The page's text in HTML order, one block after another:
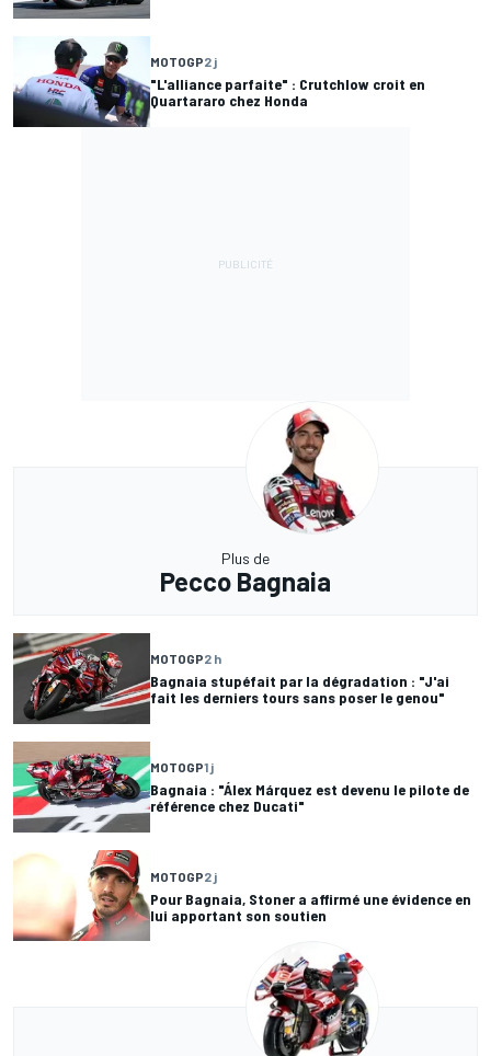
MOTOGP2 j
"L'alliance parfaite" : Crutchlow croit en
Quartararo chez Honda
Plus de
Pecco Bagnaia
MOTOGP2 h
Bagnaia stupéfait par la dégradation : "J'ai
fait les derniers tours sans poser le genou"
MOTOGP1 j
Bagnaia : "Álex Márquez est devenu le pilote de
référence chez Ducati"
MOTOGP2 j
Pour Bagnaia, Stoner a affirmé une évidence en
lui apportant son soutien